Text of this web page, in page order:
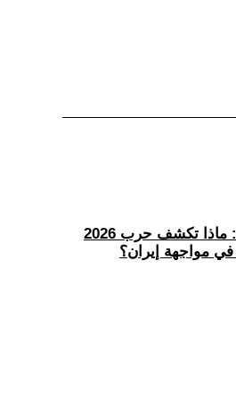
(35) بين الحسم والتوازن: ماذا تكشف حرب 2026
في مواجهة إيران؟